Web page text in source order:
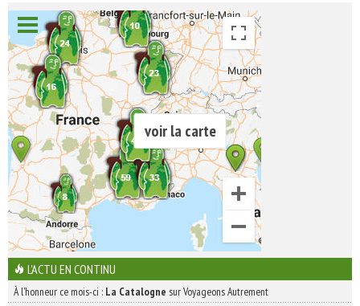
voir la carte
L'ACTU EN CONTINU
À l'honneur ce mois-ci : La Catalogne sur Voyageons Autrement